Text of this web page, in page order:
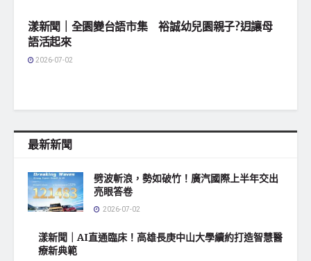
漾新聞｜全園變台語市集 裕誠幼兒園親子?迌讓母
語活起來
2026-07-02
最新新聞
劈波斬浪，勢如破竹！廣汽國際上半年交出
亮眼答卷
2026-07-02
漾新聞｜AI直通臨床！高雄長庚中山大學續約打造智慧醫
療新典範